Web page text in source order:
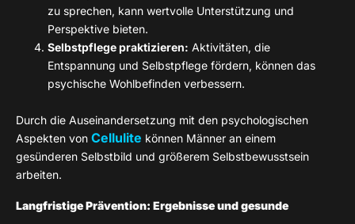
zu sprechen, kann wertvolle Unterstützung und
Perspektive bieten.
Selbstpflege praktizieren: Aktivitäten, die
Entspannung und Selbstpflege fördern, können das
psychische Wohlbefinden verbessern.
Durch die Auseinandersetzung mit den psychologischen
Aspekten von Cellulite können Männer an einem
gesünderen Selbstbild und größerem Selbstbewusstsein
arbeiten.
Langfristige Prävention: Ergebnisse und gesunde